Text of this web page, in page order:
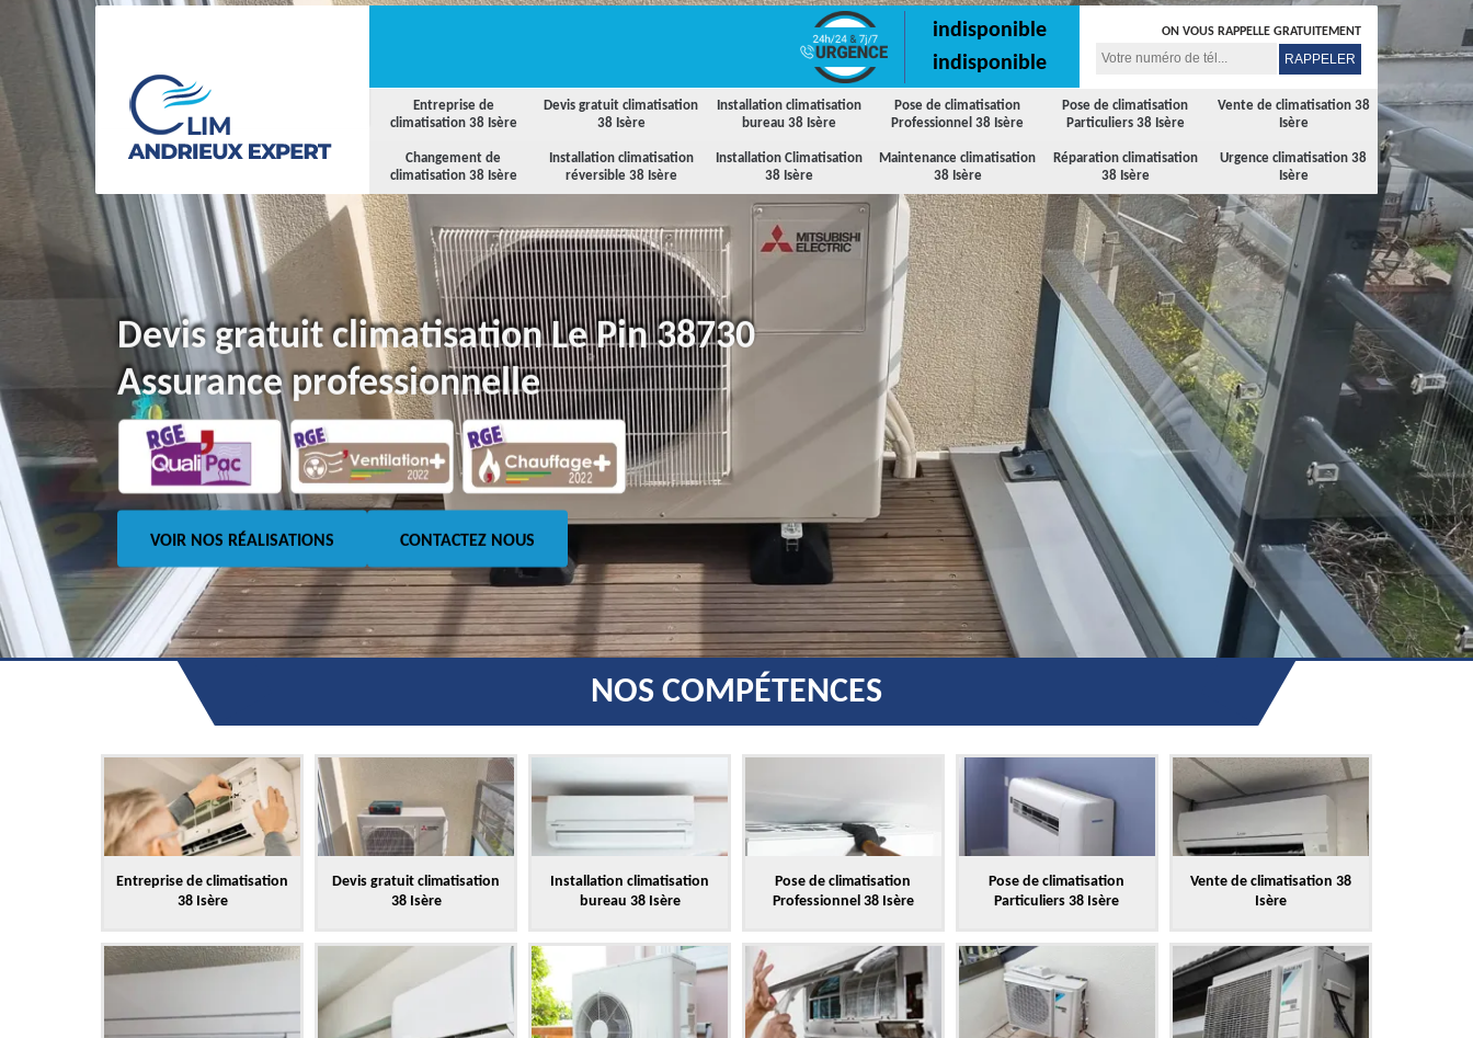
Entreprise de
climatisation 38 Isère
Devis gratuit climatisation
38 Isère
Installation climatisation
bureau 38 Isère
Pose de climatisation
Professionnel 38 Isère
Pose de climatisation
Particuliers 38 Isère
Vente de climatisation 38
Isère
Changement de
climatisation 38 Isère
Installation climatisation
réversible 38 Isère
Installation Climatisation
38 Isère
Maintenance climatisation
38 Isère
Réparation climatisation
38 Isère
Urgence climatisation 38
Isère
indisponible
indisponible
ON VOUS RAPPELLE GRATUITEMENT
Devis gratuit climatisation Le Pin 38730
Assurance professionnelle
VOIR NOS RÉALISATIONS CONTACTEZ NOUS
NOS COMPÉTENCES
Entreprise de climatisation
38 Isère
Devis gratuit climatisation
38 Isère
Installation climatisation
bureau 38 Isère
Pose de climatisation
Professionnel 38 Isère
Pose de climatisation
Particuliers 38 Isère
Vente de climatisation 38
Isère